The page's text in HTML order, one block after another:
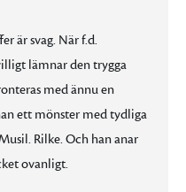
är svag. När f.d.
lämnar den trygga
med ännu en
ett mönster med tydliga
Rilke. Och han anar
ovanligt.